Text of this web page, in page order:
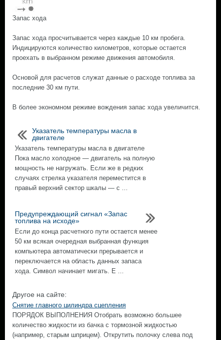
Запас хода
Запас хода просчитывается через каждые 10 км пробега.
Индицируются количество километров, которые остается
проехать в выбранном режиме движения автомобиля.
Основой для расчетов служат данные о расходе топлива за
последние 30 км пути.
В более экономном режиме вождения запас хода увеличится.
Указатель температуры масла в
двигателе
Указатель температуры масла в двигателе
Пока масло холодное — двигатель на полную
мощность не нагружать. Если же в редких
случаях стрелка указателя переместится в
правый верхний сектор шкалы — с ...
Предупреждающий сигнал «Запас
топлива на исходе»
Если до конца расчетного пути остается менее
50 км всякая очередная выбранная функция
компьютера автоматически прерывается и
переключается на область данных запаса
хода. Символ начинает мигать. Е ...
Другое на сайте:
Снятие главного цилиндра сцепления
ПОРЯДОК ВЫПОЛНЕНИЯ Отобрать возможно большее
количество жидкости из бачка с тормозной жидкостью
(например, старым шприцем). Открутить полочку слева под